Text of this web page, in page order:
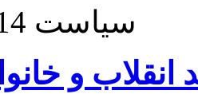
سیاست 14 تیر
انقلاب و